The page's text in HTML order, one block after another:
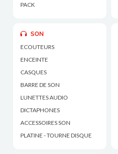
PACK
SON
ECOUTEURS
ENCEINTE
CASQUES
BARRE DE SON
LUNETTES AUDIO
DICTAPHONES
ACCESSOIRES SON
PLATINE - TOURNE DISQUE